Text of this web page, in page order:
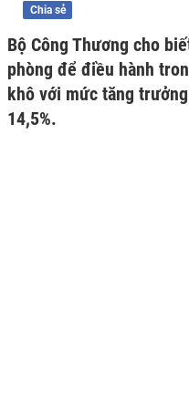
Chia sẻ
Bộ Công Thương cho
phòng để điều hành
khô với mức tăng
14,5%.